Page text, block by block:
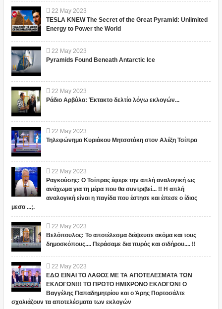
22 May 2023
TESLA KNEW The Secret of the Great Pyramid: Unlimited
Energy to Power the World
22 May 2023
Pyramids Found Beneath Antarctic Ice
22 May 2023
Ράδιο Αρβύλα: Έκτακτο δελτίο λόγω εκλογών...
22 May 2023
Τηλεφώνημα Κυριάκου Μητσοτάκη στον Αλέξη Τσίπρα
22 May 2023
Ραγκούσης: Ο Τσίπρας έφερε την απλή αναλογική ως
ανάχωμα για τη μέρα που θα συντριβεί... !! Η απλή
αναλογική είναι η παγίδα που έστησε και έπεσε ο ίδιος
μεσα ...;.
22 May 2023
Βελόπουλος: Το αποτέλεσμα διέψευσε ακόμα και τους
δημοσκόπους.... Περάσαμε δια πυρός και σιδήρου.... !!
22 May 2023
ΕΔΩ ΕΙΝΑΙ ΤΟ ΛΑΘΟΣ ΜΕ ΤΑ ΑΠΟΤΕΛΕΣΜΑΤΑ ΤΩΝ
ΕΚΛΟΓΩΝ!!! ΤΟ ΠΡΩΤΟ ΗΜΙΧΡΟΝΟ ΕΚΛΟΓΩΝ! Ο
Βαγγέλης Παπαδημητρίου και ο Άρης Πορτοσάλτε
σχολιάζουν τα αποτελέσματα των εκλογών